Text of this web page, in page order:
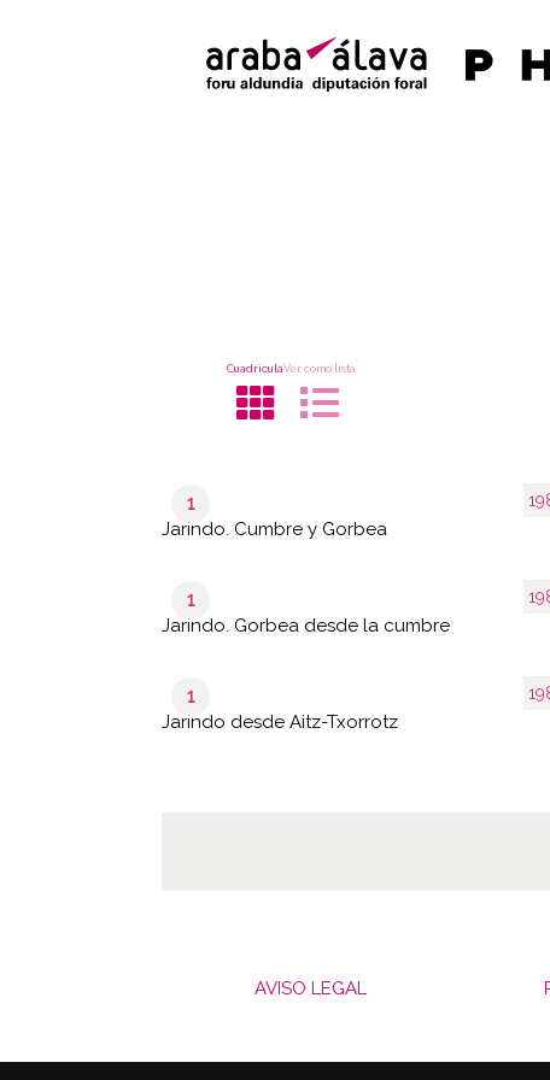
CuadrículaVer como lista
1
Jarindo. Cumbre y Gorbea
1
Jarindo. Gorbea desde la cumbre
1
Jarindo desde Aitz-Txorrotz
AVISO LEGAL